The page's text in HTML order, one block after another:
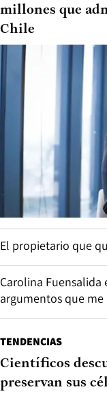
millones que
Chile
El propietario que
Carolina Fuensalida
argumentos que
TENDENCIAS
Científicos
preservan sus